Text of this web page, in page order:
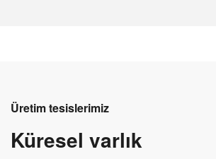
Üretim tesislerimiz
Küresel varlık